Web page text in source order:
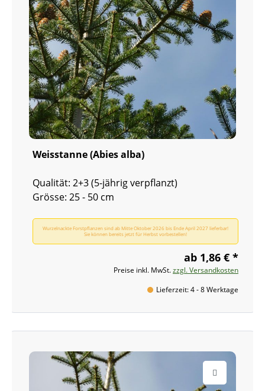
Weisstanne (Abies alba)
Qualität: 2+3 (5-jährig verpflanzt)
Grösse: 25 - 50 cm
Wurzelnackte Forstpflanzen sind ab Mitte Oktober 2026 bis Ende April 2027 lieferbar!
Sie können bereits jetzt für Herbst vorbestellen!
ab 1,86 € *
Preise inkl. MwSt.zzgl. Versandkosten
Lieferzeit: 4 - 8 Werktage